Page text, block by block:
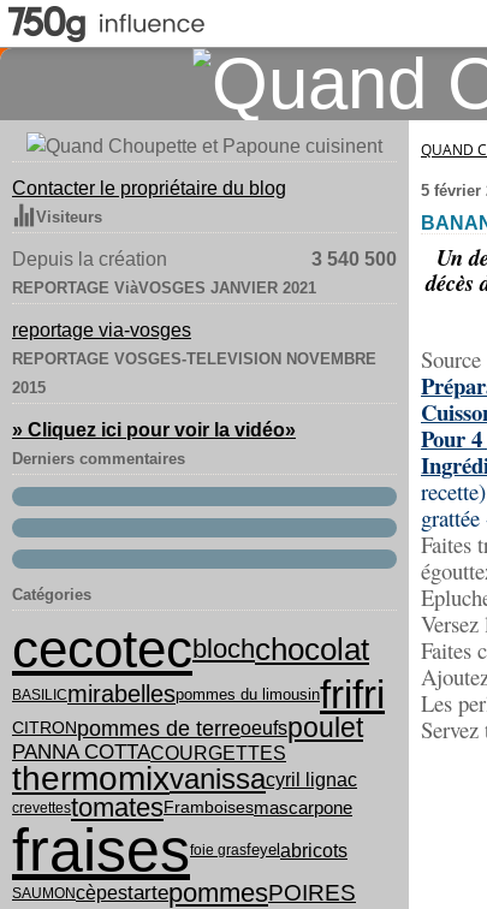
Contacter le propriétaire du blog
Visiteurs
Depuis la création 3 540 500
REPORTAGE ViàVOSGES JANVIER 2021
reportage via-vosges
REPORTAGE VOSGES-TELEVISION NOVEMBRE
2015
» Cliquez ici pour voir la vidéo»
Derniers commentaires
Catégories
cecotecblochchocolat
BASILICmirabellespommes du limousinfrifri
CITRON pommes de terreoeufspoulet
PANNA COTTACOURGETTES
thermomixvanissacyril lignac
crevettestomatesFramboisesmascarpone
fraisesfoie grasfeyel abricots
SAUMONcèpestartepommesPOIRES
QUAND
5 février
Un
décès
Pour
Faites
Faites
Les